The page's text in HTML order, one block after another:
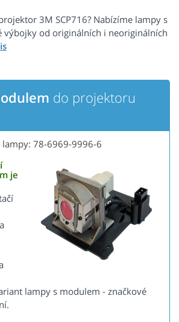
3M SCP716? Nabízíme lampy s
výbojky od originálních i neoriginálních
do projektoru
78-6969-9996-6
je
lampy s modulem - značkové